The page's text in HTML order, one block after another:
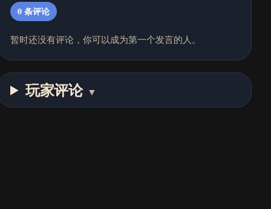
0条评论
暂时还没有评论，你可以成为第一个发言的人。
玩家评论 ▼